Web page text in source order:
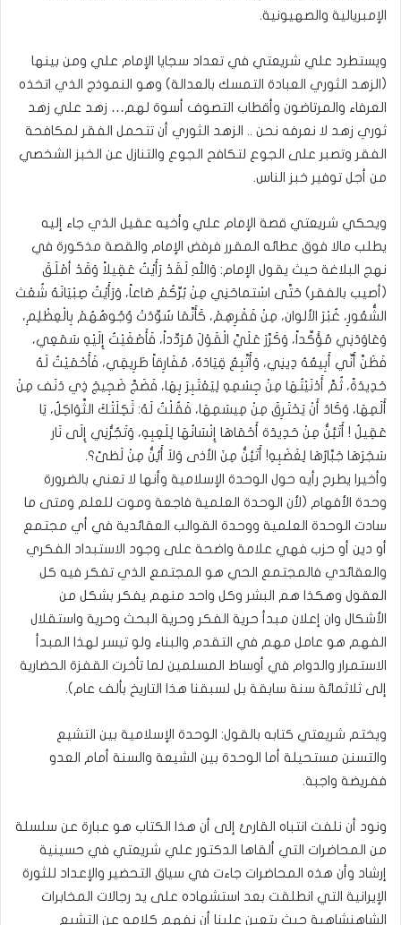
الإمبريالية والصهيونية.
ويستطرد علي شريعتي في تعداد سجايا الإمام علي ومن بينها
(الزهد الثوري العبادة التمسك بالعدالة) وهو النموذج الذي اتخذه
العرفاء والمرتاضون وأقطاب التصوف أسوة لهم… زهد علي زهد
ثوري زهد لا نعرفه نحن .. الزهد الثوري أن تتحمل الفقر لمكافحة
الفقر وتصبر على الجوع لتكافح الجوع والتنازل عن الخبز الشخصي
من أجل توفير خبز الناس.
ويحكي شريعتي قصة الإمام علي وأخيه عقيل الذي جاء إليه
يطلب مالا فوق عطائه المقرر فرفض الإمام والقصة مذكورة في
نهج البلاغة حيث يقول الإمام: وَاللهِ لَقَدْ رَأَيْتُ عَقِيلاً وَقَدْ أمْلَقَ
(أصيب بالفقر) حَتَّى اسْتماحَنِي مِنْ بُرِّكُمْ صَاعاً، وَرَأَيْتُ صِبْيَانَهُ شُعْث
الشُّعُورِ، غُبْرَ الألوان، مِنْ فَقْرِهِمْ، كَأَنَّمَا سُوِّدَتْ وُجُوهُهُمْ بِالْعِظْلِمِ،
وَعَاوَدَنِي مُؤَكِّداً، وَكَرَّرَ عَلَيَّ الْقَوْلَ مُرَدِّداً، فَأَصْغَيْتُ إِلَيْهِ سَمَعِي،
فَظَنَّ أَنِّي أَبِيعُهُ دِينِي، وَأَتَّبِعُ قِيَادَهُ، مُفَارِقاً طَرِيقِي، فَأَحْمَيْتُ لَهُ
حَدِيدَةً، ثُمَّ أَدْنَيْتُهَا مِنْ جِسْمِهِ لِيَعْتَبِرَ بِهَا، فَضَجَّ ضَجِيجَ ذِي دَنَف مِنْ
أَلَمِهَا، وَكَادَ أَنْ يَحْتَرِقَ مِنْ مِيسَمِهَا، فَقُلْتُ لَهُ: ثَكِلَتْكَ الثَّوَاكِلُ، يَا
عَقِيلُ ! أَتَئِنُّ مِنْ حَدِيدَة أَحْمَاهَا إِنْسَانُهَا لِلَعِبِهِ، وَتَجُرُّنِي إِلَى نَار
سَجَرَهَا جَبَّارُهَا لِغَضَبِهِ! أَتَئِنُّ مِنَ الأذى وَلاَ أَئِنُّ مِنْ لَظىً؟.
وأخيرا يطرح رأيه حول الوحدة الإسلامية وأنها لا تعني بالضرورة
وحدة الأفهام (لأن الوحدة العلمية فاجعة وموت للعلم ومتى ما
سادت الوحدة العلمية ووحدة القوالب العقائدية في أي مجتمع
أو دين أو حزب فهي علامة واضحة على وجود الاستبداد الفكري
والعقائدي فالمجتمع الحي هو المجتمع الذي تفكر فيه كل
العقول وهكذا هم البشر وكل واحد منهم يفكر بشكل من
الأشكال وان إعلان مبدأ حرية الفكر وحرية البحث وحرية واستقلال
الفهم هو عامل مهم في التقدم والبناء ولو تيسر لهذا المبدأ
الاستمرار والدوام في أوساط المسلمين لما تأخرت القفزة الحضارية
إلى ثلاثمائة سنة سابقة بل لسبقنا هذا التاريخ بألف عام).
ويختم شريعتي كتابه بالقول: الوحدة الإسلامية بين التشيع
والتسنن مستحيلة أما الوحدة بين الشيعة والسنة أمام العدو
ففريضة واجبة.
ونود أن نلفت انتباه القارئ إلى أن هذا الكتاب هو عبارة عن سلسلة
من المحاضرات التي ألقاها الدكتور علي شريعتي في حسينية
إرشاد وأن هذه المحاضرات جاءت في سياق التحضير والإعداد للثورة
الإيرانية التي انطلقت بعد استشهاده على يد رجالات المخابرات
الشاهنشاهية حيث يتعين علينا أن نفهم كلامه عن التشيع